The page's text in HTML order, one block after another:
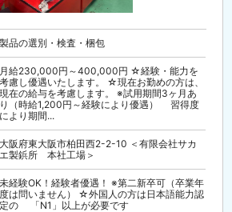
製品の選別・検査・梱包
月給230,000円～400,000円 ☆経験・能力を
考慮し優遇いたします。 ☆現在お勤めの方は、
現在の給与を考慮します。 ※試用期間3ヶ月あ
り（時給1,200円～経験により優遇） 習得度
により期間...
大阪府東大阪市柏田西2-2-10 ＜有限会社サカ
エ製鋲所 本社工場＞
未経験OK！経験者優遇！ ※第二新卒可（卒業年
度は問いません） ☆外国人の方は日本語能力認
定の 「N1」以上が必要です